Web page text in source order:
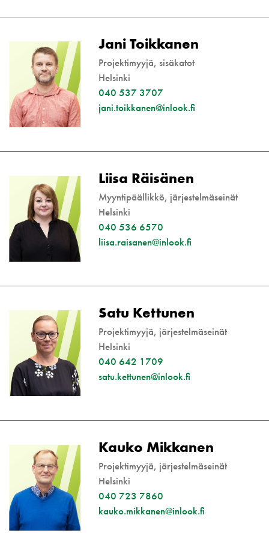
Jani Toikkanen
Projektimyyjä, sisäkatot
Helsinki
040 537 3707
jani.toikkanen@inlook.fi
Liisa Räisänen
Myyntipäällikkö, järjestelmäseinät
Helsinki
040 536 6570
liisa.raisanen@inlook.fi
Satu Kettunen
Projektimyyjä, järjestelmäseinät
Helsinki
040 642 1709
satu.kettunen@inlook.fi
Kauko Mikkanen
Projektimyyjä, järjestelmäseinät
Helsinki
040 723 7860
kauko.mikkanen@inlook.fi